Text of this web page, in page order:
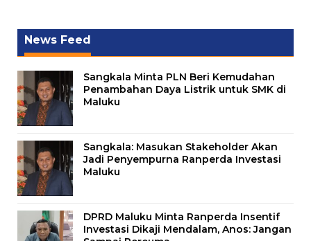
News Feed
Sangkala Minta PLN Beri Kemudahan
Penambahan Daya Listrik untuk SMK di
Maluku
Sangkala: Masukan Stakeholder Akan
Jadi Penyempurna Ranperda Investasi
Maluku
DPRD Maluku Minta Ranperda Insentif
Investasi Dikaji Mendalam, Anos: Jangan